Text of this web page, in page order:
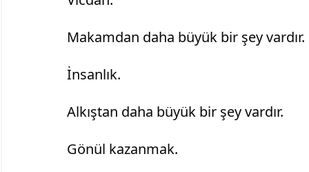
		Makamdan daha büyük bir şey vardır.
		İnsanlık.
		Alkıştan daha büyük bir şey vardır.
		Gönül kazanmak.